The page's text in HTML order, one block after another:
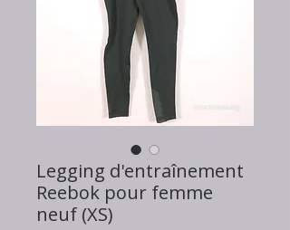
Legging d'entraînement
Reebok pour femme
neuf (XS)